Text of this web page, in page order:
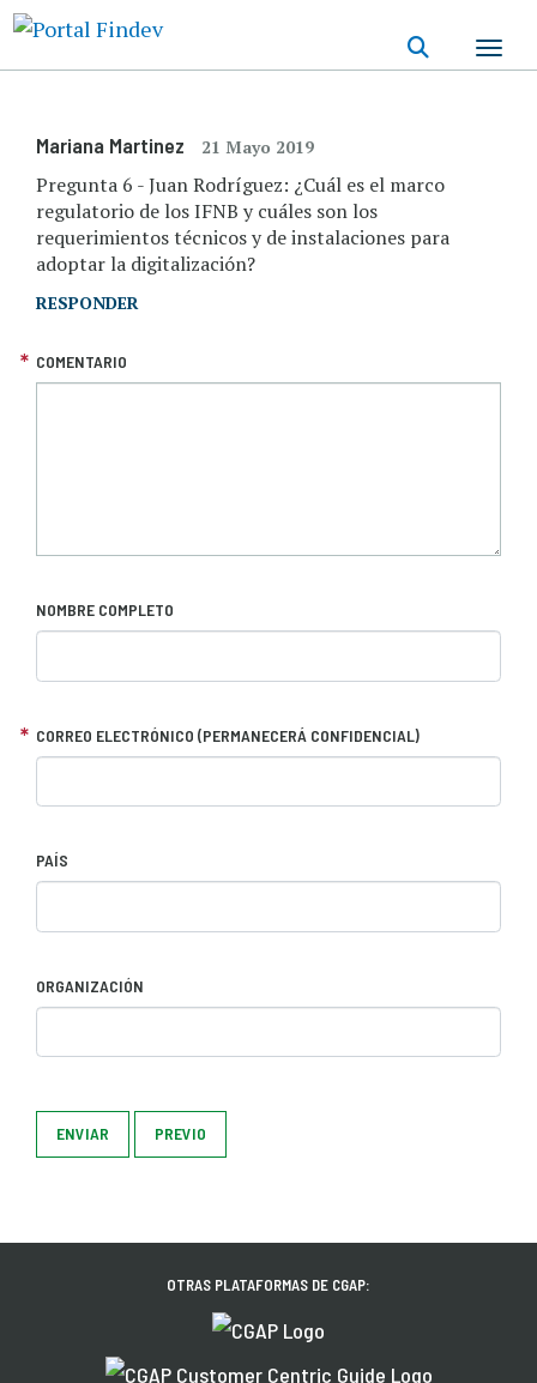
Mariana Martinez 21 Mayo 2019
Pregunta 6 - Juan Rodríguez: ¿Cuál es el marco
regulatorio de los IFNB y cuáles son los
requerimientos técnicos y de instalaciones para
adoptar la digitalización?
RESPONDER
COMENTARIO
NOMBRE COMPLETO
CORREO ELECTRÓNICO (PERMANECERÁ CONFIDENCIAL)
PAÍS
ORGANIZACIÓN
ENVIAR PREVIO
OTRAS PLATAFORMAS DE CGAP: